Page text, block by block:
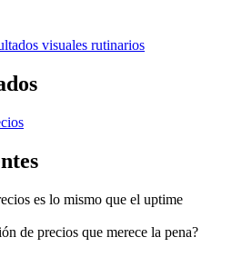
visuales rutinarios
es lo mismo que el uptime
de precios que merece la pena?